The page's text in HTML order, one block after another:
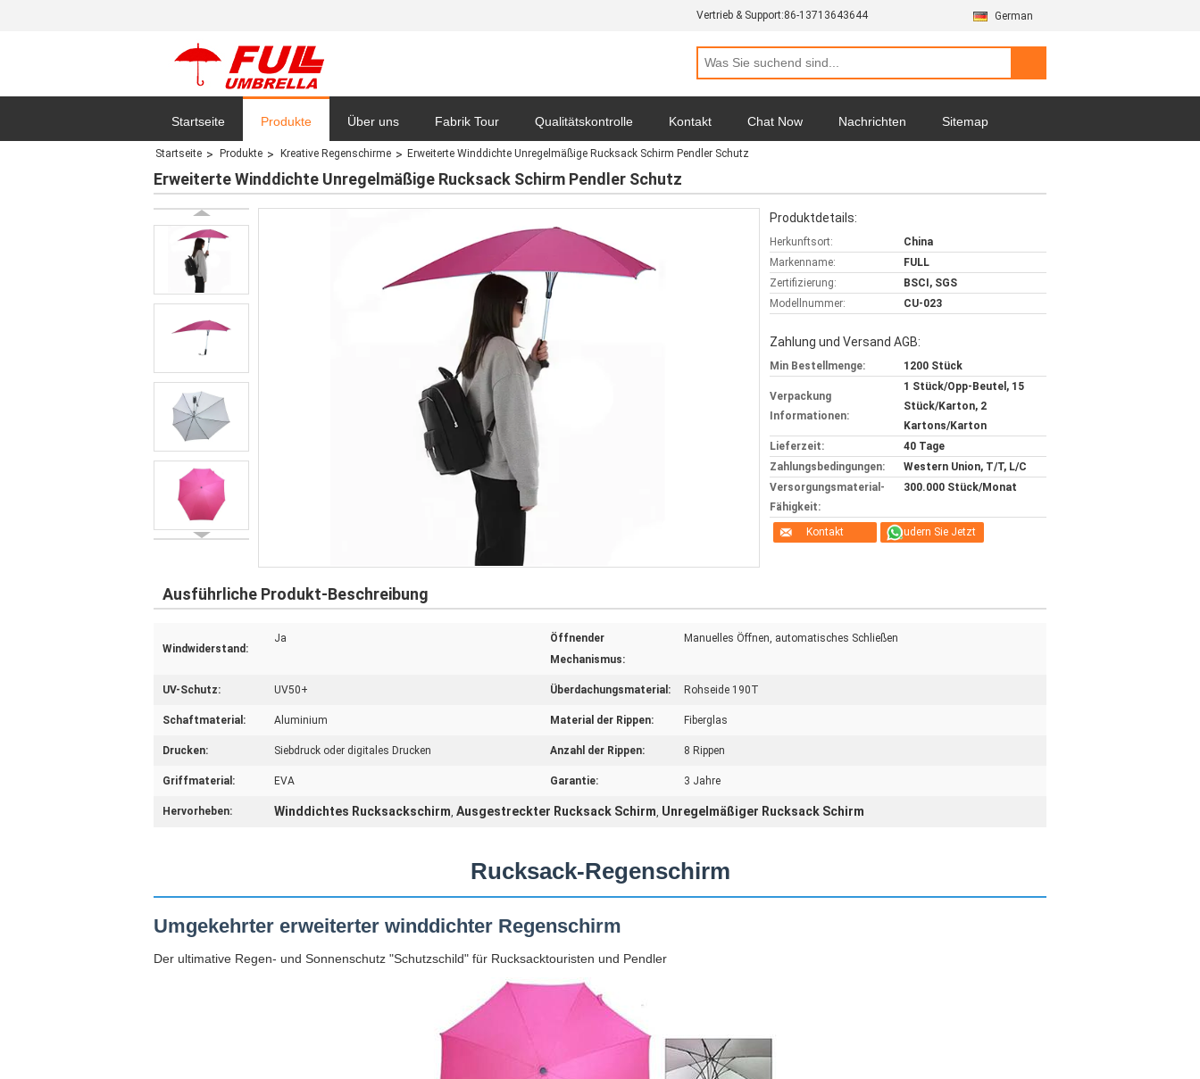
Vertrieb & Support:86-13713643644 German
Startseite Produkte Über uns Fabrik Tour Qualitätskontrolle Kontakt Chat Now Nachrichten Sitemap
Datenschutz-Bestimmungen Alle Fälle
Startseite Produkte Kreative Regenschirme Erweiterte Winddichte Unregelmäßige Rucksack Schirm Pendler Schutz
Erweiterte Winddichte Unregelmäßige Rucksack Schirm Pendler Schutz
Produktdetails:
Herkunftsort:
China
Markenname:
FULL
Zertifizierung:
BSCI, SGS
Modellnummer:
CU-023
Zahlung und Versand AGB:
Min Bestellmenge: 1200 Stück
Verpackung
Informationen:
1 Stück/Opp-Beutel, 15
Stück/Karton, 2
Kartons/Karton
Lieferzeit:
40 Tage
Zahlungsbedingungen:
Western Union, T/T, L/C
Versorgungsmaterial-
Fähigkeit:
300.000 Stück/Monat
Kontakt Plaudern Sie Jetzt
Ausführliche Produkt-Beschreibung
Windwiderstand:
Ja
Öffnender
Mechanismus:
Manuelles Öffnen, automatisches Schließen
UV-Schutz: UV50+ Überdachungsmaterial: Rohseide 190T
Schaftmaterial: Aluminium Material der Rippen: Fiberglas
Drucken: Siebdruck oder digitales Drucken Anzahl der Rippen: 8 Rippen
Griffmaterial: EVA Garantie: 3 Jahre
Hervorheben: Winddichtes Rucksackschirm, Ausgestreckter Rucksack Schirm, Unregelmäßiger Rucksack Schirm
Rucksack-Regenschirm
Umgekehrter erweiterter winddichter Regenschirm
Der ultimative Regen- und Sonnenschutz "Schutzschild" für Rucksacktouristen und Pendler